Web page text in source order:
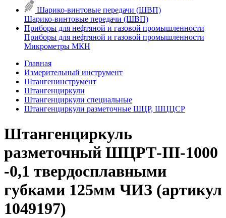
Шарико-винтовые передачи (ШВП)
Шарико-винтовые передачи (ШВП)
Приборы для нефтяной и газовой промышленности
Приборы для нефтяной и газовой промышленности
Микрометры МКН
Главная
Измерительный инструмент
Штангенинструмент
Штангенциркули
Штангенциркули специальные
Штангенциркули разметочные ШЦР, ШЦЦСР
Штангенциркуль
разметочный ШЦРТ-III-1000
-0,1 твердосплавными
губками 125мм ЧИЗ (артикул
1049197)